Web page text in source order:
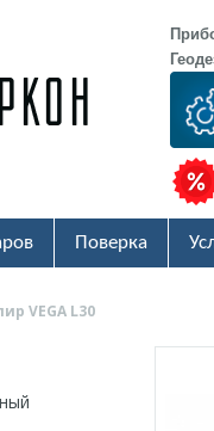
Поверка
VEGA L30